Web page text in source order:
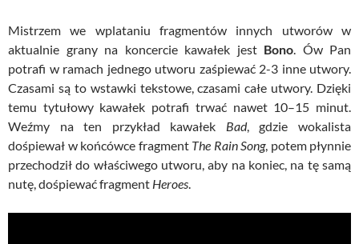
Mistrzem we wplataniu fragmentów innych utworów w
aktualnie grany na koncercie kawałek jest Bono. Ów Pan
potrafi w ramach jednego utworu zaśpiewać 2-3 inne utwory.
Czasami są to wstawki tekstowe, czasami całe utwory. Dzięki
temu tytułowy kawałek potrafi trwać nawet 10–15 minut.
Weźmy na ten przykład kawałek Bad, gdzie wokalista
dośpiewał w końcówce fragment The Rain Song, potem płynnie
przechodził do właściwego utworu, aby na koniec, na tę samą
nutę, dośpiewać fragment Heroes.